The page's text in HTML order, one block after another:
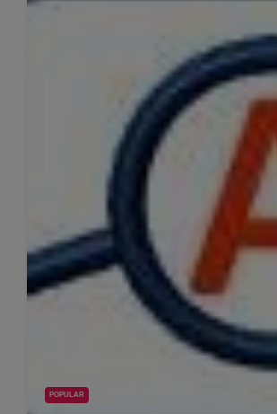
POPULAR